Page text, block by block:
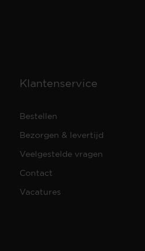
Klantenservice
Bestellen
Bezorgen & levertijd
Veelgestelde vragen
Contact
Vacatures